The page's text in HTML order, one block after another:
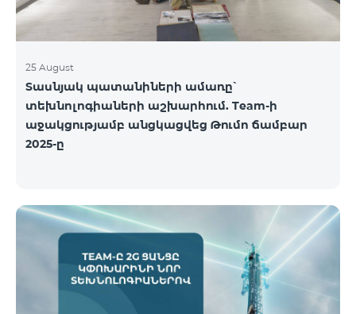
25 August
Տասնյակ պատանիների ամառը՝
տեխնոլոգիաների աշխարհում. Team-ի
աջակցությամբ անցկացվեց Թումո ճամբար
2025-ը